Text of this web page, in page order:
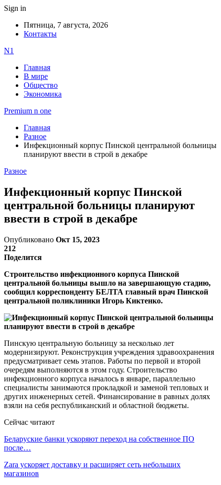
Sign in
Пятница, 7 августа, 2026
Контакты
N1
Главная
В мире
Общество
Экономика
Premium n one
Главная
Разное
Инфекционный корпус Пинской центральной больницы
планируют ввести в строй в декабре
Разное
Инфекционный корпус Пинской
центральной больницы планируют
ввести в строй в декабре
Опубликовано Окт 15, 2023
212
Поделится
Строительство инфекционного корпуса Пинской
центральной больницы вышло на завершающую стадию,
сообщил корреспонденту БЕЛТА главный врач Пинской
центральной поликлиники Игорь Киктенко.
Пинскую центральную больницу за несколько лет
модернизируют. Реконструкция учреждения здравоохранения
предусматривает семь этапов. Работы по первой и второй
очередям выполняются в этом году. Строительство
инфекционного корпуса началось в январе, параллельно
специалисты занимаются прокладкой и заменой тепловых и
других инженерных сетей. Финансирование в равных долях
взяли на себя республиканский и областной бюджеты.
Сейчас читают
Беларуские банки ускоряют переход на собственное ПО
после…
Zara ускоряет доставку и расширяет сеть небольших
магазинов